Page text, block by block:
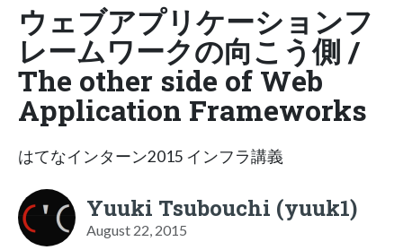
ウェブアプリケーションフ
レームワークの向こう側 /
The other side of Web
Application Frameworks
はてなインターン2015 インフラ講義
Yuuki Tsubouchi (yuuk1)
August 22, 2015